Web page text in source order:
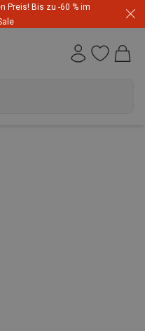
Preis! Bis zu -60 % im